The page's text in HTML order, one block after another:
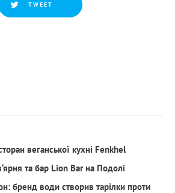
TWEET
веганської кухні Fenkhel
та бар Lion Bar на Подолі
бренд води створив тарілки проти